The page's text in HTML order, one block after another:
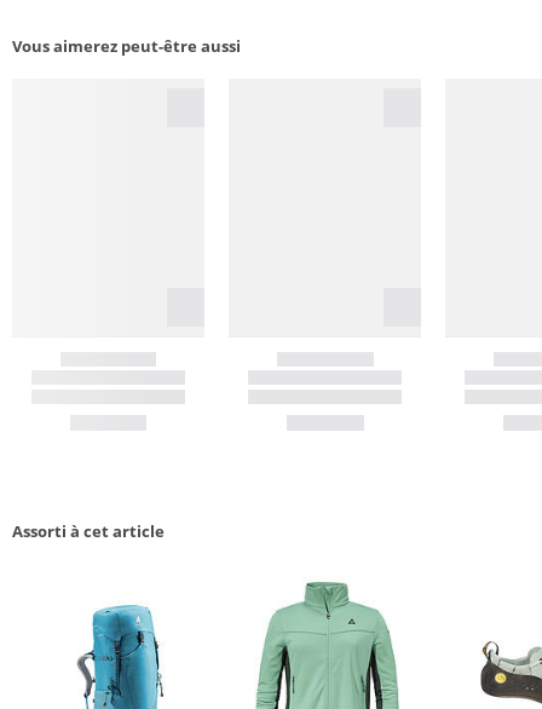
Vous aimerez peut-être aussi
Assorti à cet article